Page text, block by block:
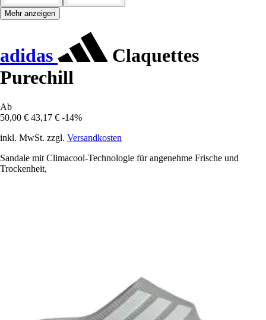
Mehr anzeigen
adidas
Claquettes
Purechill
Ab
50,00 € 43,17 € -14%
inkl. MwSt. zzgl. Versandkosten
Sandale mit Climacool-Technologie für angenehme Frische und
Trockenheit,